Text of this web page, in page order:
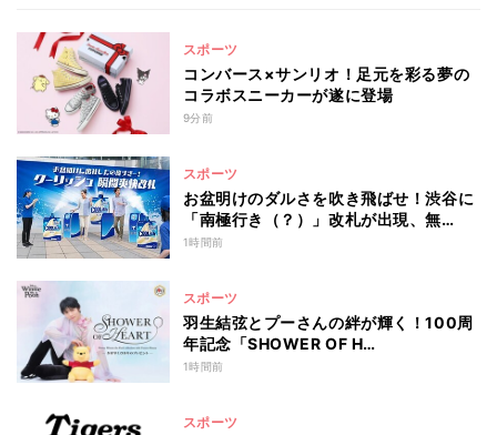
スポーツ
コンバース×サンリオ！足元を彩る夢の
コラボスニーカーが遂に登場
9分前
スポーツ
お盆明けのダルさを吹き飛ばせ！渋谷に
「南極行き（？）」改札が出現、無…
1時間前
スポーツ
羽生結弦とプーさんの絆が輝く！100周
年記念「SHOWER OF H…
1時間前
スポーツ